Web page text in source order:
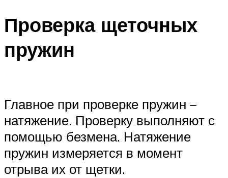
Проверка щеточных
пружин
Главное при проверке пружин –
натяжение. Проверку выполняют с
помощью безмена. Натяжение
пружин измеряется в момент
отрыва их от щетки.